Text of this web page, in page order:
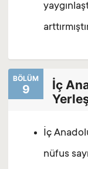
BÖLÜM
9
İç
İç
nüfus